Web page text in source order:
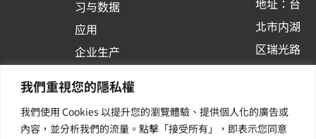
我們重視您的隱私權
我們使用 Cookies 以提升您的瀏覽體驗、提供個人化的廣告或
內容，並分析我們的流量。點擊「接受所有」，即表示您同意
习与数据
应用
企业生产
容器化平
台应用
s
q
u
r
e
地址：台
北市内湖
区瑞光路
订阅羽升